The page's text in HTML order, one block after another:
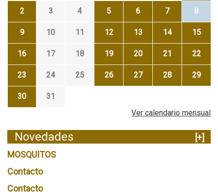
2 3 4 5 6 7 8
9 10 11 12 13 14 15
16 17 18 19 20 21 22
23 24 25 26 27 28 29
30
31
Ver calendario mensual
Novedades
[+]
MOSQUITOS
Contacto
Contacto